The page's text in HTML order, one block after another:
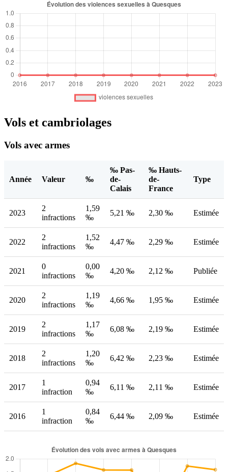
Vols et cambriolages
Vols avec armes
Année Valeur ‰
‰ Pas-
de-
Calais
‰ Hauts-
de-
France
Type
2023
2
infractions
1,59
‰
5,21 ‰ 2,30 ‰ Estimée
2022
2
infractions
1,52
‰
4,47 ‰ 2,29 ‰ Estimée
2021
0
infractions
0,00
‰
4,20 ‰ 2,12 ‰ Publiée
2020
2
infractions
1,19
‰
4,66 ‰ 1,95 ‰ Estimée
2019
2
infractions
1,17
‰
6,08 ‰ 2,19 ‰ Estimée
2018
2
infractions
1,20
‰
6,42 ‰ 2,23 ‰ Estimée
2017
1
infraction
0,94
‰
6,11 ‰ 2,11 ‰ Estimée
2016
1
infraction
0,84
‰
6,44 ‰ 2,09 ‰ Estimée